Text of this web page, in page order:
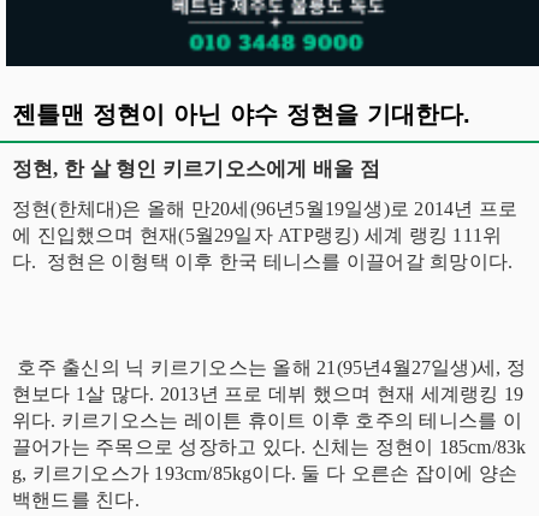
젠틀맨 정현이 아닌 야수 정현을 기대한다.
정현, 한 살 형인 키르기오스에게 배울 점
정현(한체대)은 올해 만20세(96년5월19일생)로 2014년 프로
에 진입했으며 현재(5월29일자 ATP랭킹) 세계 랭킹 111위
다. 정현은 이형택 이후 한국 테니스를 이끌어갈 희망이다.
호주 출신의 닉 키르기오스는 올해 21(95년4월27일생)세, 정
현보다 1살 많다. 2013년 프로 데뷔 했으며 현재 세계랭킹 19
위다. 키르기오스는 레이튼 휴이트 이후 호주의 테니스를 이
끌어가는 주목으로 성장하고 있다. 신체는 정현이 185cm/83k
g, 키르기오스가 193cm/85kg이다. 둘 다 오른손 잡이에 양손
백핸드를 친다.